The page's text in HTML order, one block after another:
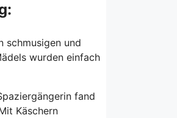
schmusigen und
wurden einfach
fand
Käschern